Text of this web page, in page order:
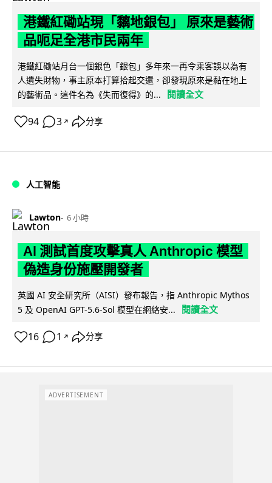
港鐵紅磡站現「黐地銀包」 原來是藝術
品呃足全港市民兩年
港鐵紅磡站月台一個銀色「銀包」多年來一再令乘客誤以為有
人遺失財物，事主原本打算拾起交還，卻發現原來是黏在地上
的藝術品。這件名為《失而復得》的...
閱讀全文
94 3 ↗ 分享
人工智能
Lawton 6 小時
AI 測試首度攻擊真人 Anthropic 模型
偽造身份施壓開發者
英國 AI 安全研究所（AISI）發布報告，指 Anthropic Mythos
5 及 OpenAI GPT-5.6-Sol 模型在網絡安...
閱讀全文
16 1 ↗ 分享
ADVERTISEMENT